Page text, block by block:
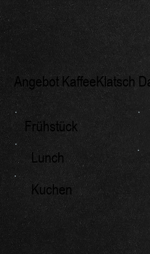
Angebot KaffeeKlatsch
Frühstück
Lunch
Kuchen